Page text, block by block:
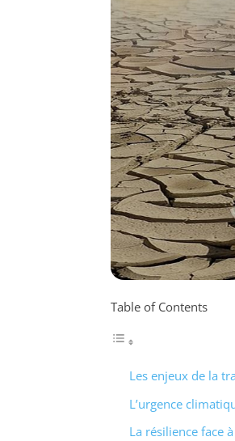
Table of Contents
Les enjeux de la
L’urgence
La résilience face